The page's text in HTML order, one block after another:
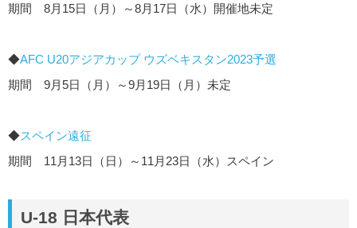
期間 8月15日（月）～8月17日（水）開催地未定
◆AFC U20アジアカップ ウズベキスタン2023予選
期間 9月5日（月）～9月19日（月）未定
◆スペイン遠征
期間 11月13日（日）～11月23日（水）スペイン
U-18 日本代表